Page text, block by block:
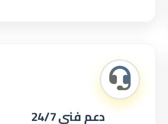
دعم فني 24/7